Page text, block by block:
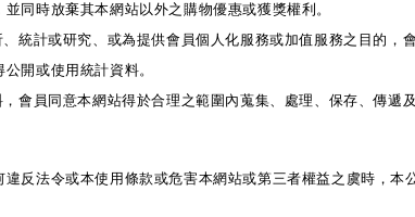
同時放棄其本網站以外之購物優惠或獲獎權利。
統計或研究、或為提供會員個人化服務或加值服務之目的
開或使用統計資料。
會員同意本網站得於合理之範圍內蒐集、處理、保存、傳
反法令或本使用條款或危害本網站或第三者權益之虞時，本